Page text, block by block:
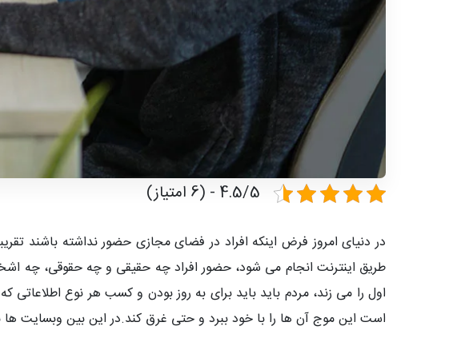
4.5/5 - (6 امتیاز)
در دنیای امروز فرض اینکه افراد در فضای مجازی حضور نداشته باشند
طریق اینترنت انجام می شود، حضور افراد چه حقیقی و چه حقوقی، چه
اول را می زند، مردم باید باید برای به روز بودن و کسب هر نوع
است این موج آن ها را با خود ببرد و حتی غرق کند.در این بین وبسایت ها